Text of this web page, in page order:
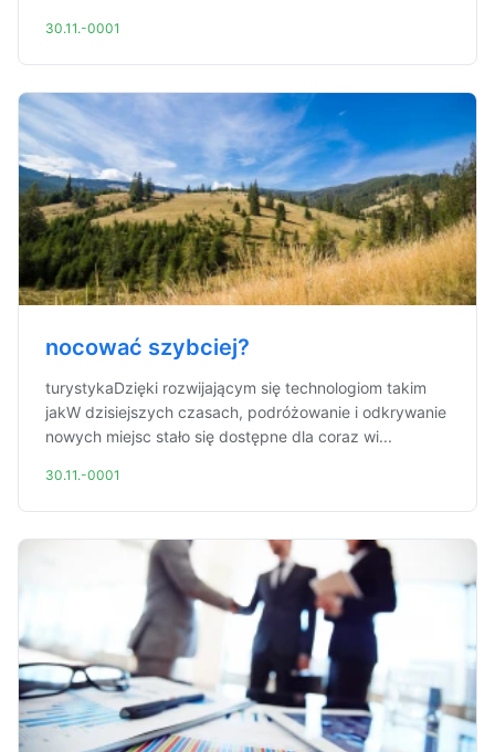
30.11.-0001
nocować szybciej?
turystykaDzięki rozwijającym się technologiom takim
jakW dzisiejszych czasach, podróżowanie i odkrywanie
nowych miejsc stało się dostępne dla coraz wi...
30.11.-0001